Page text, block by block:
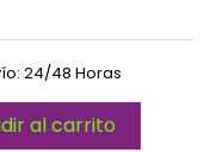
24/48 Horas
al carrito